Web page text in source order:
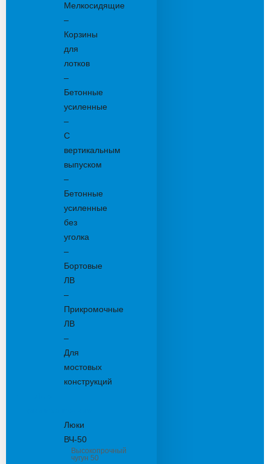
Мелкосидящие
–
Корзины
для
лотков
–
Бетонные
усиленные
–
С
вертикальным
выпуском
–
Бетонные
усиленные
без
уголка
–
Бортовые
ЛВ
–
Прикромочные
ЛВ
–
Для
мостовых
конструкций
Люки
ВЧ-50
Высокопрочный
чугун 50